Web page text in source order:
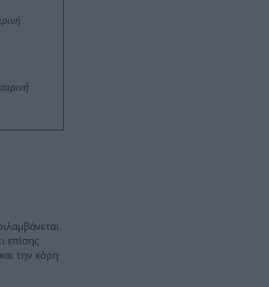
επίσης
την κόρη